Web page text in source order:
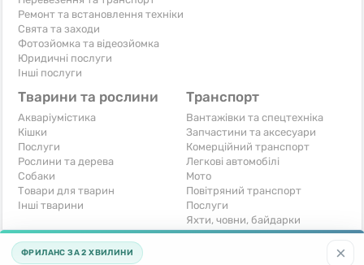
Ремонт та встановлення техніки
Свята та заходи
Фотозйомка та відеозйомка
Юридичні послуги
Інші послуги
Тварини та рослини
Акваріумістика
Кішки
Послуги
Рослини та дерева
Собаки
Товари для тварин
Інші тварини
Транспорт
Вантажівки та спецтехніка
Запчастини та аксесуари
Комерційний транспорт
Легкові автомобілі
Мото
Повітряний транспорт
Послуги
Яхти, човни, байдарки
Інші транспортні засоби
Хобі та відпочинок ×
ФРИЛАНС ЗА 2 ХВИЛИНИ